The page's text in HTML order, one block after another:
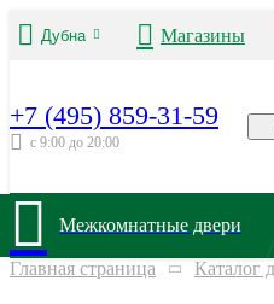
Дубна Магазины
+7 (495) 859-31-59
с 9:00 до 20:00
Межкомнатные двери
Главная страница Каталог